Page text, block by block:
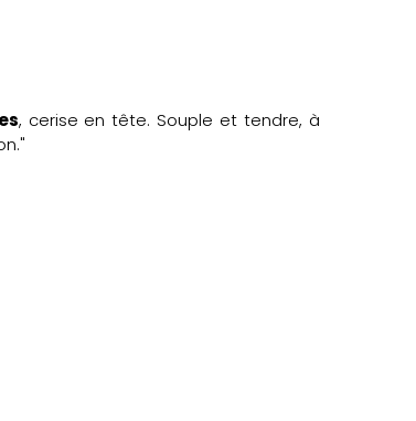
, cerise en tête. Souple et tendre, à